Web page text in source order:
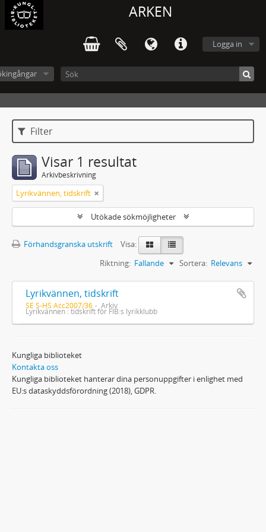
ARKEN
Logga in
Filter
Visar 1 resultat
Arkivbeskrivning
Lyrikvännen, tidskrift
Utökade sökmöjligheter
Förhandsgranska utskrift
Visa:
Sortera: Relevans
Riktning: Fallande
Lyrikvännen, tidskrift
SE S-HS Acc2007/36 Arkiv
Lyrikvännen : tidskrift för FIB:s lyrikklubb
Kungliga biblioteket
Kontakta oss
Kungliga biblioteket hanterar dina personuppgifter i enlighet med
EU:s dataskyddsförordning (2018), GDPR.